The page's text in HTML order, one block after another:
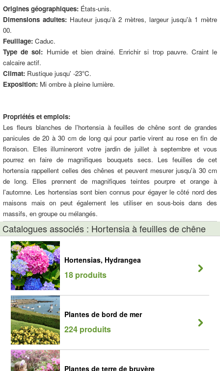
Origines géographiques: États-unis.
Dimensions adultes: Hauteur jusqu'à 2 mètres, largeur jusqu'à 1 mètre
00.
Feuillage: Caduc.
Type de sol: Humide et bien drainé. Enrichir si trop pauvre. Craint le
calcaire actif.
Climat: Rustique jusqu' -23°C.
Exposition: Mi ombre à pleine lumière.
Propriétés et emplois:
Les fleurs blanches de l'hortensia à feuilles de chêne sont de grandes
panicules de 20 à 30 cm de long qui pour partie virent au rose en fin de
floraison. Elles illumineront votre jardin de juillet à septembre et vous
pourrez en faire de magnifiques bouquets secs. Les feuilles de cet
hortensia rappellent celles des chênes et peuvent mesurer jusqu'à 30 cm
de long. Elles prennent de magnifiques teintes pourpre et orange à
l'automne. Les hortensias sont bien connus pour égayer le côté nord des
maisons mais on peut également les utiliser en sous-bois dans des
massifs, en groupe ou mélangés.
Catalogues associés : Hortensia à feuilles de chêne
Hortensias, Hydrangea
18 produits
Plantes de bord de mer
224 produits
Plantes de terre de bruyère